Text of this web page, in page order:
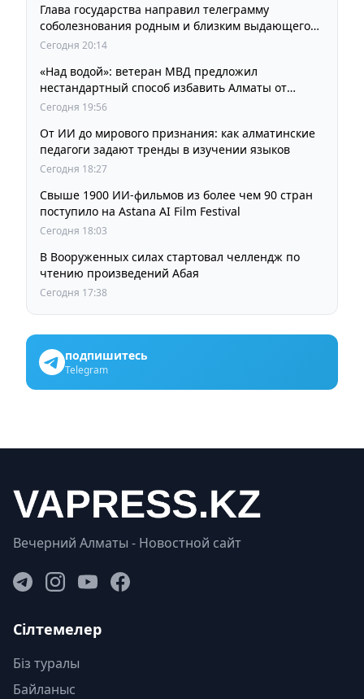
Глава государства направил телеграмму
соболезнования родным и близким выдающегося
кинорежиссера Ардака Амиркулова
Сегодня 20:14
«Над водой»: ветеран МВД предложил
нестандартный способ избавить Алматы от
пробок и смога
Сегодня 19:56
От ИИ до мирового признания: как алматинские
педагоги задают тренды в изучении языков
Сегодня 18:27
Свыше 1900 ИИ-фильмов из более чем 90 стран
поступило на Astana AI Film Festival
Сегодня 18:03
В Вооруженных силах стартовал челлендж по
чтению произведений Абая
Сегодня 17:38
подпишитесь
Telegram
Вечерний Алматы - Новостной сайт
Сілтемелер
Біз туралы
Байланыс